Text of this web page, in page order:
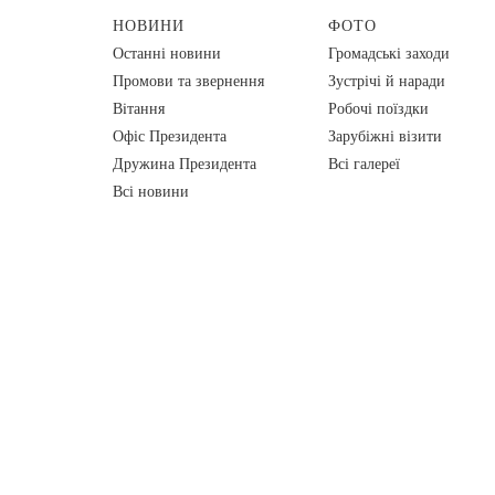
НОВИНИ
Останні новини
Промови та звернення
Вiтання
Офіс Президента
Дружина Президента
Всі новини
ФОТО
Громадські заходи
Зустрічі й наради
Робочі поїздки
Зарубіжні візити
Всі галереї